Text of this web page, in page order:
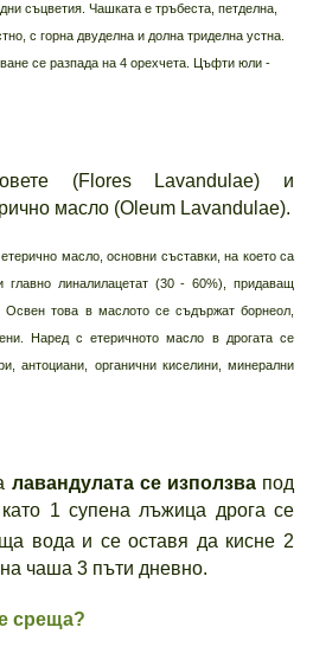
съцветия. Чашката е тръбеста, петделна,
с горна двуделна и долна триделна устна.
се разпада на 4 орехчета. Цъфти юли -
(Flores Lavandulae) и
масло (Oleum Lavandulae).
масло, основни съставки, на което са
главно линалилацетат (30 - 60%), придаващ
Освен това в маслото се съдържат борнеол,
Наред с етеричното масло в дрогата се
антоциани, органични киселини, минерални
лавандулата се използвапод
1 супена лъжица дрога се
вода и се оставя да кисне 2
чаша 3 пъти дневно.
среща?